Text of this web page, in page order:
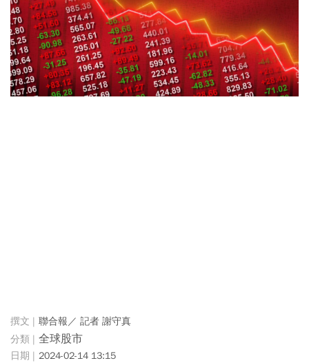
聯合報／ 記者 謝守真
全球股市
2024-02-14 13:15